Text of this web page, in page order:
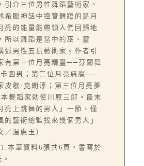
引介三位男性舞蹈藝術家。
希臘神話中控管舞蹈的是月
亮的能量能帶領人們回歸地
所以舞蹈是當中的巫、靈
述男性五島藝術家。作者引
有第一位月亮精靈──芬蘭舞
卡圖男；第二位月亮惡魔──
皮歇·克朗淳；第三位月亮夢
舞蹈家勅使川原三郎。最末
亮上跳舞的男人」一節，僅
的藝術總監找來幾個男人」
／温惠玉）
1.本筆資料6張共6頁，書寫於